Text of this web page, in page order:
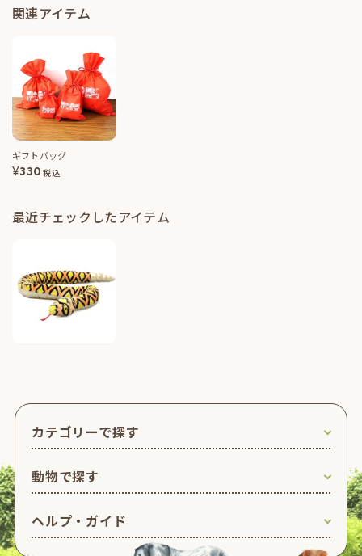
関連アイテム
ギフトバッグ
¥330 税込
最近チェックしたアイテム
カテゴリーで探す
動物で探す
ヘルプ・ガイド